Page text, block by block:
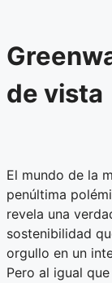
de vista
El mundo de la
penúltima
revela una
sostenibilidad
orgullo en un
Pero al igual